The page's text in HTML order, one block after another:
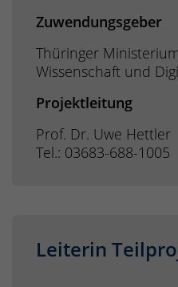
Zuwendungsgeber
Thüringer
Wissenschaft und
Projektleitung
Prof. Dr. Uwe Hettler
Tel.: 03683-688-1005
Leiterin